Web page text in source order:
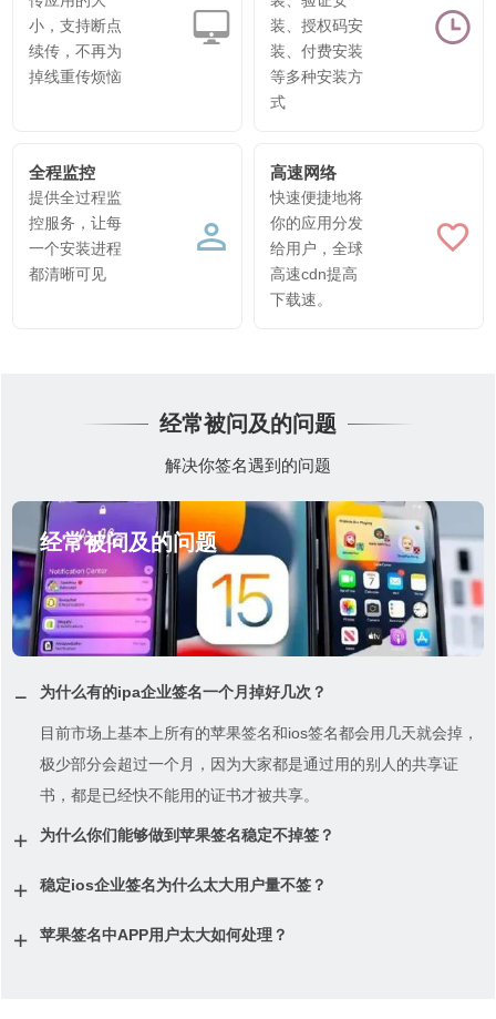
小，支持断点
续传，不再为
掉线重传烦恼
装、授权码安
装、付费安装
等多种安装方
式
全程监控
提供全过程监
控服务，让每
一个安装进程
都清晰可见
高速网络
快速便捷地将
你的应用分发
给用户，全球
高速cdn提高
下载速。
经常被问及的问题
解决你签名遇到的问题
经常被问及的问题
为什么有的ipa企业签名一个月掉好几次？
目前市场上基本上所有的苹果签名和ios签名都会用几天就会掉，
极少部分会超过一个月，因为大家都是通过用的别人的共享证
书，都是已经快不能用的证书才被共享。
为什么你们能够做到苹果签名稳定不掉签？
稳定ios企业签名为什么太大用户量不签？
苹果签名中APP用户太大如何处理？